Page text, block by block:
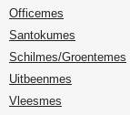
Officemes
Santokumes
Schilmes/Groentemes
Uitbeenmes
Vleesmes